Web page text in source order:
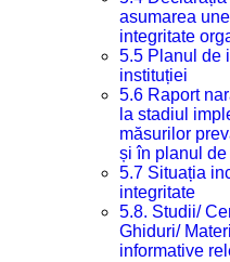
asumarea
integritate
5.5 Planul de
instituției
5.6 Raport
la stadiul
măsurilor
și în planul
5.7 Situația
integritate
5.8. Studii/
Ghiduri/
informative